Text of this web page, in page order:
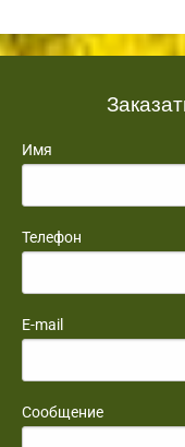
Имя
Телефон
E-mail
Сообщение